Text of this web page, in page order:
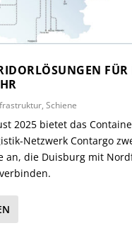
FÜR
,Schiene
2025 bietet das
Netzwerk Contargo
an, die Duisburg mit